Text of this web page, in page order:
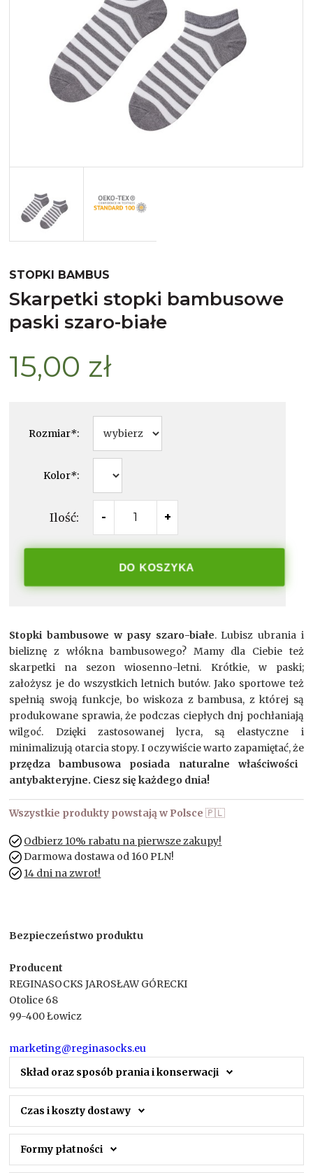
STOPKI BAMBUS
skarpetki stopki bambusowe
paski szaro-białe
15,00 zł
Rozmiar*:
Kolor*:
Ilość: - +
DO KOSZYKA
Stopki bambusowe w pasy szaro-białe. Lubisz ubrania i
bieliznę z włókna bambusowego? Mamy dla Ciebie też
skarpetki na sezon wiosenno-letni. Krótkie, w paski;
założysz je do wszystkich letnich butów. Jako sportowe też
spełnią swoją funkcje, bo wiskoza z bambusa, z której są
produkowane sprawia, że podczas ciepłych dnj pochłaniają
wilgoć. Dzięki zastosowanej lycra, są elastyczne i
minimalizują otarcia stopy. I oczywiście warto zapamiętać, że
przędza bambusowa posiada naturalne właściwości
antybakteryjne. Ciesz się każdego dnia!
Wszystkie produkty powstają w Polsce 🇵🇱
Odbierz 10% rabatu na pierwsze zakupy!
Darmowa dostawa od 160 PLN!
14 dni na zwrot!
Bezpieczeństwo produktu
Producent
REGINASOCKS JAROSŁAW GÓRECKI
Otolice 68
99-400 Łowicz
marketing@reginasocks.eu
Skład oraz sposób prania i konserwacji
Czas i koszty dostawy
Formy płatności
Merynos trekking
Merynos bezuciskowe
Kaszmir
Bawełna merceryzowana